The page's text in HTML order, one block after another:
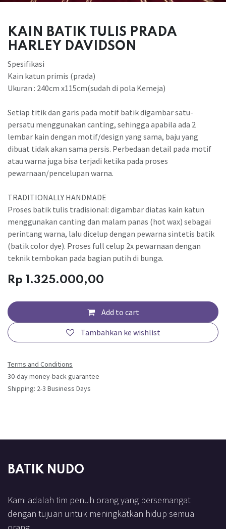
KAIN BATIK TULIS PRADA
HARLEY DAVIDSON
Spesifikasi
Kain katun primis (prada)
Ukuran : 240cm x115cm(sudah di pola Kemeja)
Setiap titik dan garis pada motif batik digambar satu-
persatu menggunakan canting, sehingga apabila ada 2
lembar kain dengan motif/design yang sama, baju yang
dibuat tidak akan sama persis. Perbedaan detail pada motif
atau warna juga bisa terjadi ketika pada proses
pewarnaan/pencelupan warna.
TRADITIONALLY HANDMADE
Proses batik tulis tradisional: digambar diatas kain katun
menggunakan canting dan malam panas (hot wax) sebagai
perintang warna, lalu dicelup dengan pewarna sintetis batik
(batik color dye). Proses full celup 2x pewarnaan dengan
teknik tembokan pada bagian putih di bunga.
Rp 1.325.000,00
Add to cart
Tambahkan ke wishlist
Terms and Conditions
30-day money-back guarantee
Shipping: 2-3 Business Days
BATIK NUDO
Kami adalah tim penuh orang yang bersemangat
dengan tujuan untuk meningkatkan hidup semua